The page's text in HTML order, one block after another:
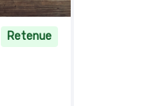
Retenue